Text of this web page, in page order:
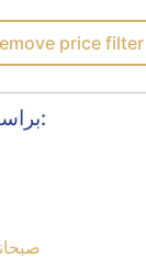
price filter
براساس وعده غذایی: